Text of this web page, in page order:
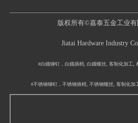
版权所有©嘉泰五金工业有
Jiatai Hardware Industry
#白鐡铆钉，白鐡插梢, 白鐡螺丝, 客制化加工,
#不锈钢铆钉，不锈钢插梢, 不锈钢螺丝, 客制化加